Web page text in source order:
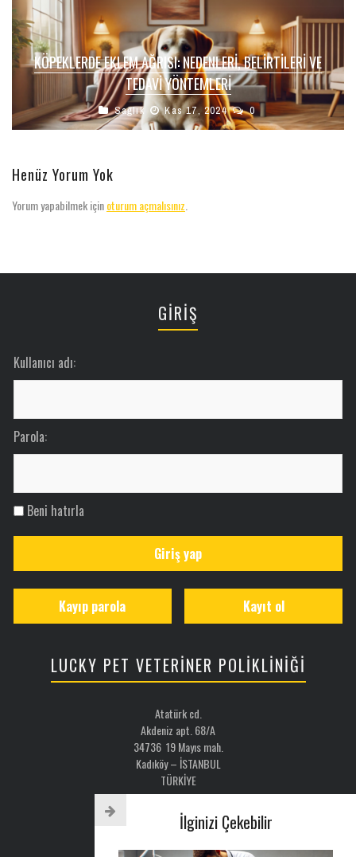
KÖPEKLERDE EKLEM AĞRISI: NEDENLERI, BELIRTILERI VE
TEDAVI YÖNTEMLERI
Sağlık Kas 17, 2024 0
Henüz Yorum Yok
Yorum yapabilmek içinoturum açmalısınız
İlginizi Çekebilir
GİRİŞ
Kullanıcı adı:
Parola:
Beni hatırla
Giriş yap
Kayıt ol
Kayıp parola
LUCKY PET VETERİNER POLİKLİNİĞİ
Atatürk cd.
Akdeniz apt. 68/A
34736 19 Mayıs mah.
Kadıköy – İSTANBUL
TÜRKİYE
Email: luckypet@luckypet.com.tr
www.luckypet.com.tr